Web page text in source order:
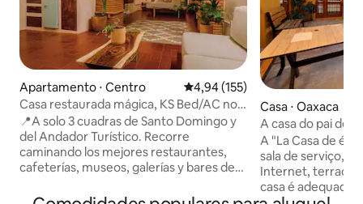
Apartamento ⋅ Centro 4,94 de uma avaliação média de
4,94 (155)
Casa restaurada mágica, KS Bed/AC no
coração de Oaxaca
📍A solo 3 cuadras de Santo Domingo y
del Andador Turístico. Recorre
caminando los mejores restaurantes,
cafeterías, museos, galerías y bares de
fusiona diseño contemporáneo con la
Casa ⋅ Oaxaca
A casa do pai dele.
A "La Casa de él
sala de serviço,
Internet, terraço,
casa é adequada